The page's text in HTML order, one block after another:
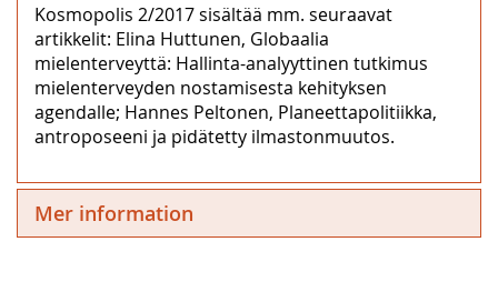
Kosmopolis 2/2017 sisältää mm. seuraavat
artikkelit: Elina Huttunen, Globaalia
mielenterveyttä: Hallinta-analyyttinen tutkimus
mielenterveyden nostamisesta kehityksen
agendalle; Hannes Peltonen, Planeettapolitiikka,
antroposeeni ja pidätetty ilmastonmuutos.
Mer information